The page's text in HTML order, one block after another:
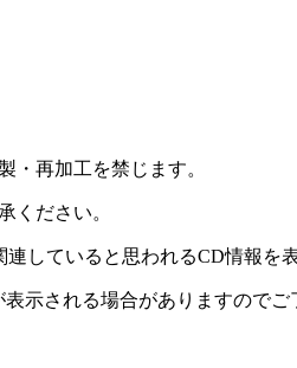
・再加工を禁じます。
ください。
していると思われるCD情報を
示される場合がありますのでご